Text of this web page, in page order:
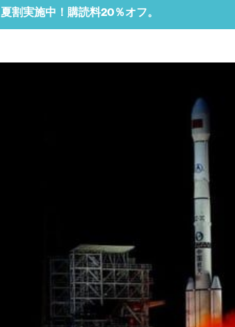
夏割実施中！購読料20％オフ。